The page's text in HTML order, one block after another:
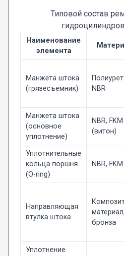
Типовой состав
Наименование
элемента
Манжета штока
(грязесъемник)
NBR
Манжета штока
(основное
уплотнение)
NBR, FKM
(витон)
Уплотнительные
кольца поршня
(O-ring)
NBR, FKM
Направляющая
втулка штока
материал,
бронза
Уплотнение